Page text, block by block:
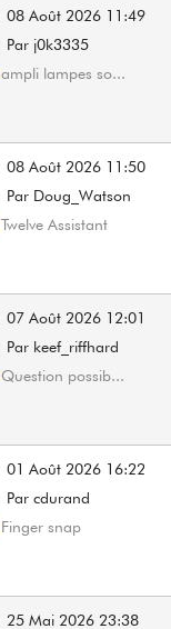
08 Août 2026 11:49
Par j0k3335
ampli lampes so...
08 Août 2026 11:50
Par Doug_Watson
Twelve Assistant
07 Août 2026 12:01
Par keef_riffhard
Question possib...
01 Août 2026 16:22
Par cdurand
Finger snap
25 Mai 2026 23:38